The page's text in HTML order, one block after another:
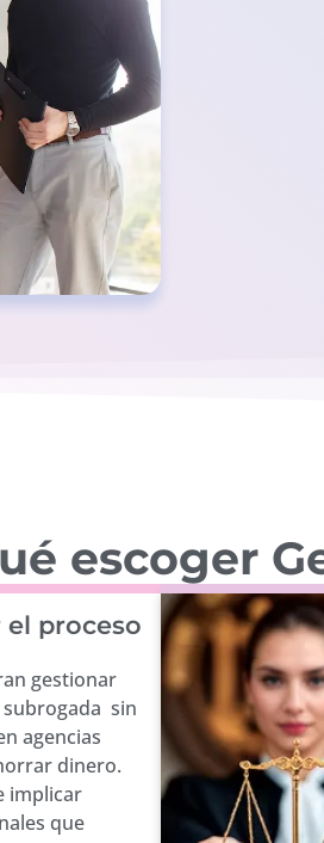
escoger
el proceso
gestionar
sin
agencias
dinero.
implicar
que